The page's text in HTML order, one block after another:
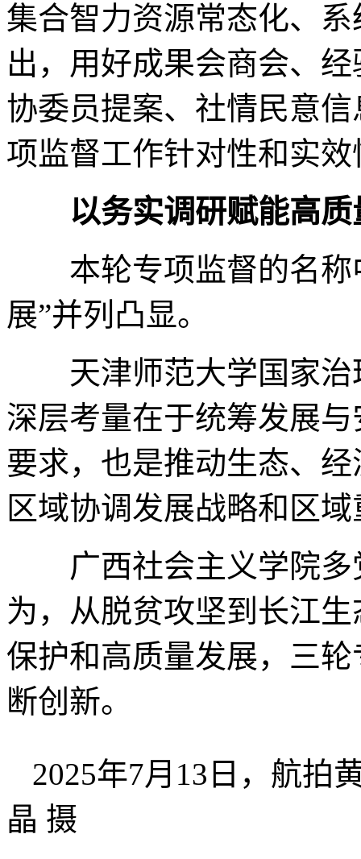
集合智力资源常态化、
出，用好成果会商会、
协委员提案、社情民意
项监督工作针对性和实效
以务实调研赋能高
本轮专项监督的名
展”并列凸显。
天津师范大学国家
深层考量在于统筹发展
要求，也是推动生态、
区域协调发展战略和区
广西社会主义学院
为，从脱贫攻坚到长江
保护和高质量发展，三
断创新。
2025年7月13日，航拍
晶 摄